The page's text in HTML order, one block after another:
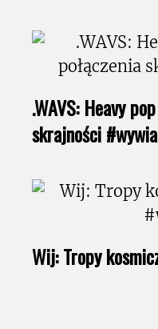
.WAVS: Heavy
skrajności
Wij: Tropy